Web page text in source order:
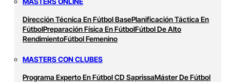
Dirección Técnica En Fútbol BasePlanificación Táctica En
FútbolPreparación Física En FútbolFútbol De Alto
RendimientoFútbol Femenino
MASTERS CON CLUBES
Programa Experto En Fútbol CD SaprissaMáster De Fútbol